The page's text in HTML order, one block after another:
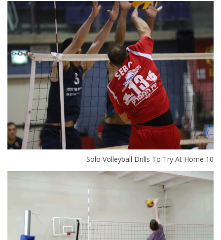
10 Solo Volleyball Drills To Try At Home